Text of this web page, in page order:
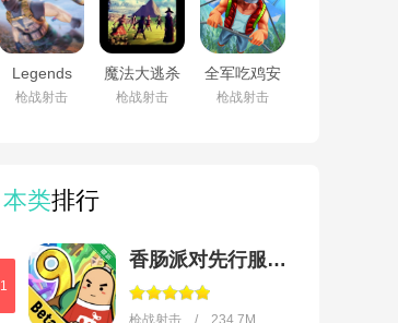
Legends
Survival安卓
版v1.0
枪战射击
魔法大逃杀
MagicaeMundiDemo
安卓版
枪战射击
全军吃鸡安
卓版v1.0
枪战射击
本类排行
1
香肠派对先行服最新版2026
枪战射击 / 234.7M